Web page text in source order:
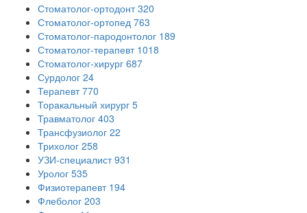
Стоматолог-ортодонт 320
Стоматолог-ортопед 763
Стоматолог-пародонтолог 189
Стоматолог-терапевт 1018
Стоматолог-хирург 687
Сурдолог 24
Терапевт 770
Торакальный хирург 5
Травматолог 403
Трансфузиолог 22
Трихолог 258
УЗИ-специалист 931
Уролог 535
Физиотерапевт 194
Флеболог 203